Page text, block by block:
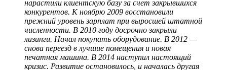
нарастили клиентскую базу за счет закрывшихся
конкурентов. К ноябрю 2009 восстановили
прежний уровень зарплат при выросшей штатной
численности. В 2010 году досрочно закрыли
лизинги. Начал покупать оборудование. В 2012 —
снова переезд в лучшие помещения и новая
печатная машина. В 2014 наступил настоящий
кризис. Развитие остановилось, и началась другая